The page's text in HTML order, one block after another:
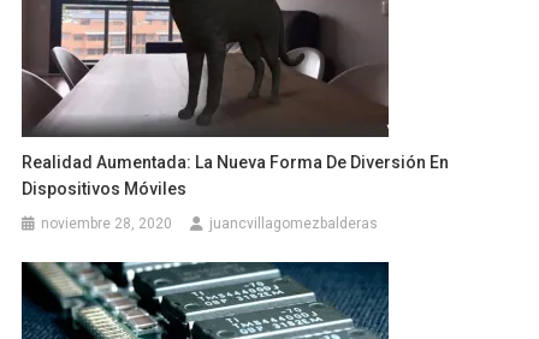
Realidad Aumentada: La Nueva Forma De Diversión En
Dispositivos Móviles
noviembre 28, 2020 juancvillagomezbalderas